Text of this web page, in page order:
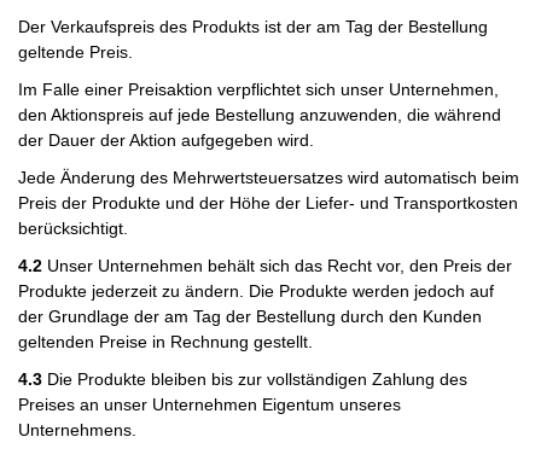
Der Verkaufspreis des Produkts ist der am Tag der Bestellung
geltende Preis.
Im Falle einer Preisaktion verpflichtet sich unser Unternehmen,
den Aktionspreis auf jede Bestellung anzuwenden, die während
der Dauer der Aktion aufgegeben wird.
Jede Änderung des Mehrwertsteuersatzes wird automatisch beim
Preis der Produkte und der Höhe der Liefer- und Transportkosten
berücksichtigt.
4.2 Unser Unternehmen behält sich das Recht vor, den Preis der
Produkte jederzeit zu ändern. Die Produkte werden jedoch auf
der Grundlage der am Tag der Bestellung durch den Kunden
geltenden Preise in Rechnung gestellt.
4.3 Die Produkte bleiben bis zur vollständigen Zahlung des
Preises an unser Unternehmen Eigentum unseres
Unternehmens.